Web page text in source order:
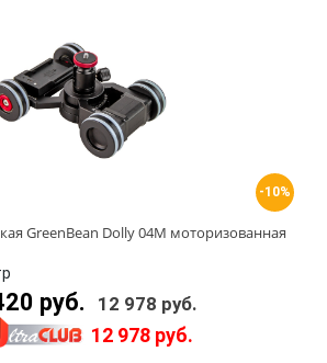
-10%
GreenBean Dolly 04M моторизованная
руб. 12 978 руб.
12 978 руб.